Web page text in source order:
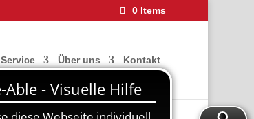
0 Items
Service Über uns Kontakt